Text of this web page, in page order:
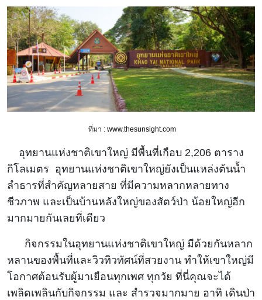
ที่มา : www.thesunsight.com
อุทยานแห่งชาติเขาใหญ่ มีพื้นที่เกือบ 2,206 ตาราง
กิโลเมตร อุทยานแห่งชาติเขาใหญ่ยังเป็นแหล่งต้นน้ำ
ลำธารที่สำคัญหลายสาย ที่มีความหลากหลายทาง
ชีวภาพ และเป็นบ้านหลังใหญ่ของสัตว์ป่า น้อยใหญ่อีก
มากมายกันเลยที่เดียว
กิจกรรมในอุทยานแห่งชาติเขาใหญ่ มีด้วยกันหลาก
หลานของพื้นที่และวิวทิวทัศน์ที่สวยงาน ทำให้เขาใหญ่มี
โอกาศต้อนรับผู้มาเยือนทุกเพศ ทุกวัย ที่นี่คุณจะได้
เพลิดเพลินกับกิจกรรม และ สำรวจมากมาย อาทิ เดินป่า